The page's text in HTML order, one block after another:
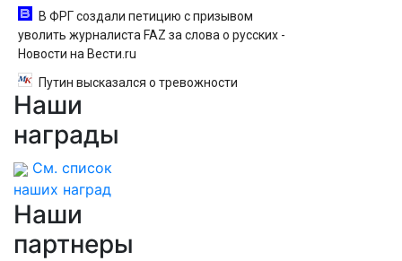
В ФРГ создали петицию с призывом
уволить журналиста FAZ за слова о русских -
Новости на Вести.ru
Путин высказался о тревожности
беременных женщин
Наши
награды
См. список
наших наград
Наши
партнеры